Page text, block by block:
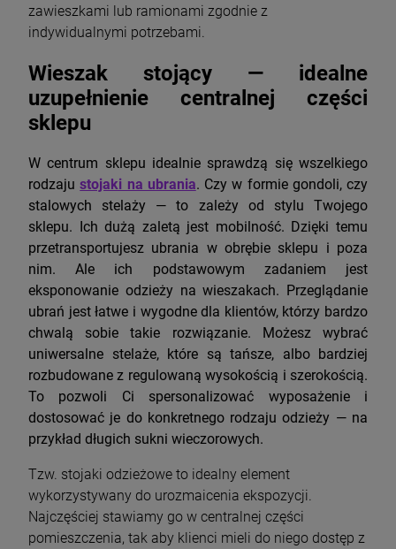
zawieszkami lub ramionami zgodnie z
indywidualnymi potrzebami.
Wieszak stojący — idealne
uzupełnienie centralnej części
sklepu
W centrum sklepu idealnie sprawdzą się wszelkiego
rodzajustojaki na ubrania. Czy w formie gondoli, czy
stalowych stelaży — to zależy od stylu Twojego
sklepu. Ich dużą zaletą jest mobilność. Dzięki temu
przetransportujesz ubrania w obrębie sklepu i poza
nim. Ale ich podstawowym zadaniem jest
eksponowanie odzieży na wieszakach. Przeglądanie
ubrań jest łatwe i wygodne dla klientów, którzy bardzo
chwalą sobie takie rozwiązanie. Możesz wybrać
uniwersalne stelaże, które są tańsze, albo bardziej
rozbudowane z regulowaną wysokością i szerokością.
To pozwoli Ci spersonalizować wyposażenie i
dostosować je do konkretnego rodzaju odzieży — na
przykład długich sukni wieczorowych.
Tzw. stojaki odzieżowe to idealny element
wykorzystywany do urozmaicenia ekspozycji.
Najczęściej stawiamy go w centralnej części
pomieszczenia, tak aby klienci mieli do niego dostęp z